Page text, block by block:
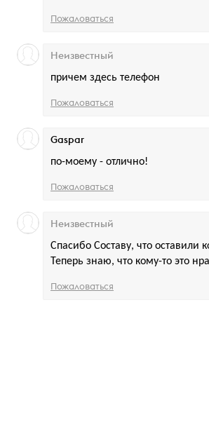
Пожаловаться
причем здесь телефон
Неизвестный
Пожаловаться
по-моему - отлично!
Gaspar
Пожаловаться
Спасибо Составу, что оставили
Теперь знаю, что кому-то это
Неизвестный
Пожаловаться